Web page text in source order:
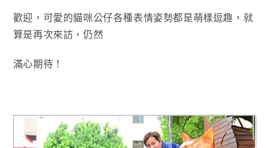
歡迎 ，可愛的貓咪公仔各種表情姿勢都是萌樣逗趣，就
算是再次來訪 ，仍然
滿心期待！